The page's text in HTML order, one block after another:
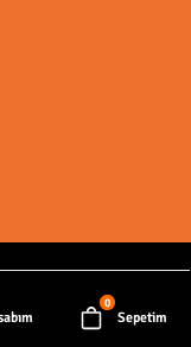
0
Sepetim